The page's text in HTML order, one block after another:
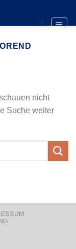
nicht
Suche weiter